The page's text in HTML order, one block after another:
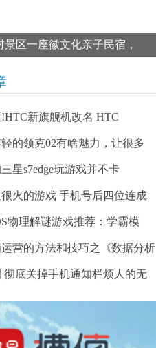
景区一座徽文化亲子民宿，
新旗舰机改名 HTC
的领克02有啥魅力，让很多
星s7edge玩游戏并不卡
火的游戏 手机号后四位连成
物理解谜游戏推荐：学霸模
营的方法和技巧之《数据分析
彻底关掉手机通知栏烦人的无